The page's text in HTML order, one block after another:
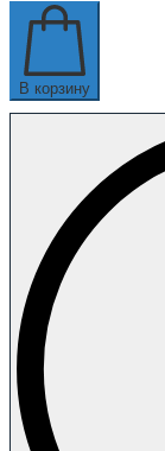
В корзину